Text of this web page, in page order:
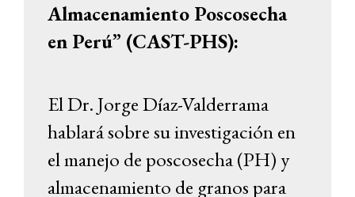
Almacenamiento Poscosecha
en Perú” (CAST-PHS):
El Dr. Jorge Díaz-Valderrama
hablará sobre su investigación en
el manejo de poscosecha (PH) y
almacenamiento de granos para